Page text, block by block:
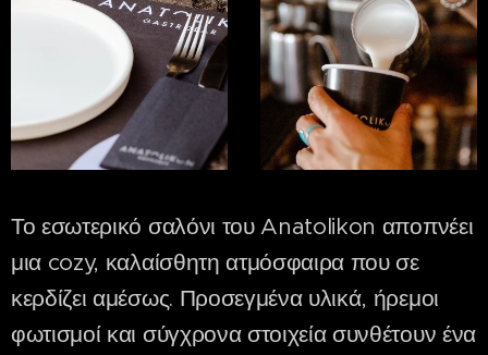
Το εσωτερικό σαλόνι του Anatolikon αποπνέει
μια cozy, καλαίσθητη ατμόσφαιρα που σε
κερδίζει αμέσως. Προσεγμένα υλικά, ήρεμοι
φωτισμοί και σύγχρονα στοιχεία συνθέτουν ένα